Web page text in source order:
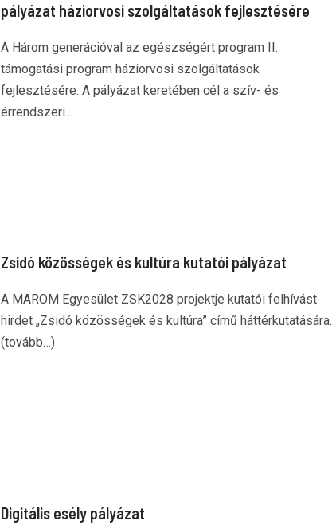
pályázat háziorvosi szolgáltatások fejlesztésére
A Három generációval az egészségért program II.
támogatási program háziorvosi szolgáltatások
fejlesztésére. A pályázat keretében cél a szív- és
érrendszeri...
Zsidó közösségek és kultúra kutatói pályázat
A MAROM Egyesület ZSK2028 projektje kutatói felhívást
hirdet „Zsidó közösségek és kultúra” című háttérkutatására.
(tovább…)
Digitális esély pályázat